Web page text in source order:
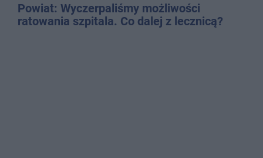
Powiat: Wyczerpaliśmy możliwości
ratowania szpitala. Co dalej z lecznicą?